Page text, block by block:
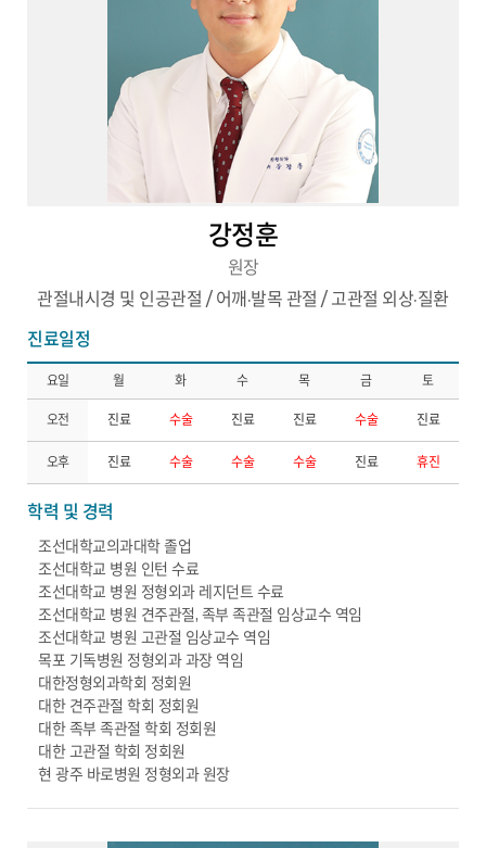
강정훈
원장
관절내시경 및 인공관절 / 어깨·발목 관절 / 고관절 외상·질환
진료일정
요일 월 화 수 목 금 토
오전 진료 수술 진료 진료 수술 진료
오후 진료 수술 수술 수술 진료 휴진
학력 및 경력
조선대학교의과대학 졸업
조선대학교 병원 인턴 수료
조선대학교 병원 정형외과 레지던트 수료
조선대학교 병원 견주관절, 족부 족관절 임상교수 역임
조선대학교 병원 고관절 임상교수 역임
목포 기독병원 정형외과 과장 역임
대한정형외과학회 정회원
대한 견주관절 학회 정회원
대한 족부 족관절 학회 정회원
대한 고관절 학회 정회원
현 광주 바로병원 정형외과 원장